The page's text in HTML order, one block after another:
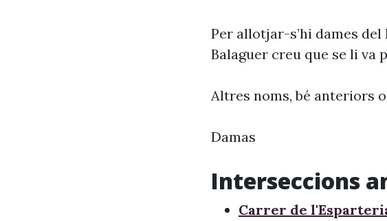
Per allotjar-s’hi dames
Balaguer creu que se li va
Altres noms, bé anteriors
Damas
Interseccions
Carrer de